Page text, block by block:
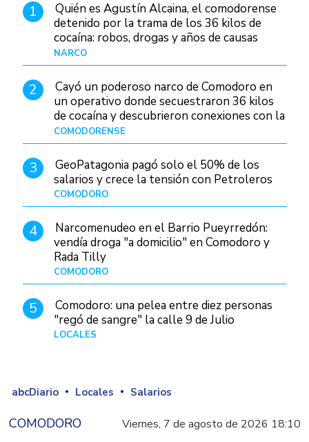
1
Quién es Agustín Alcaina, el comodorense
detenido por la trama de los 36 kilos de
cocaína: robos, drogas y años de causas
judiciales
NARCO
2
Cayó un poderoso narco de Comodoro en
un operativo donde secuestraron 36 kilos
de cocaína y descubrieron conexiones con la
Patagonia
COMODORENSE
3
GeoPatagonia pagó solo el 50% de los
salarios y crece la tensión con Petroleros
COMODORO
4
Narcomenudeo en el Barrio Pueyrredón:
vendía droga "a domicilio" en Comodoro y
Rada Tilly
COMODORO
5
Comodoro: una pelea entre diez personas
"regó de sangre" la calle 9 de Julio
LOCALES
abcDiario Locales Salarios
COMODORO Viernes, 7 de agosto de 2026 18:10